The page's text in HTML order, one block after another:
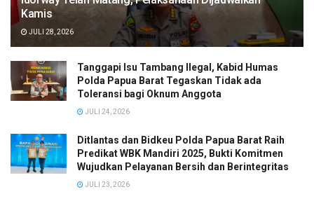
Kamis
JULI 28, 2026
Tanggapi Isu Tambang Ilegal, Kabid Humas
Polda Papua Barat Tegaskan Tidak ada
Toleransi bagi Oknum Anggota
JULI 24, 2026
Ditlantas dan Bidkeu Polda Papua Barat Raih
Predikat WBK Mandiri 2025, Bukti Komitmen
Wujudkan Pelayanan Bersih dan Berintegritas
JULI 23, 2026